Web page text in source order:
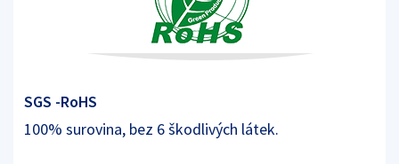
SGS -RoHS
100% surovina, bez 6 škodlivých látek.